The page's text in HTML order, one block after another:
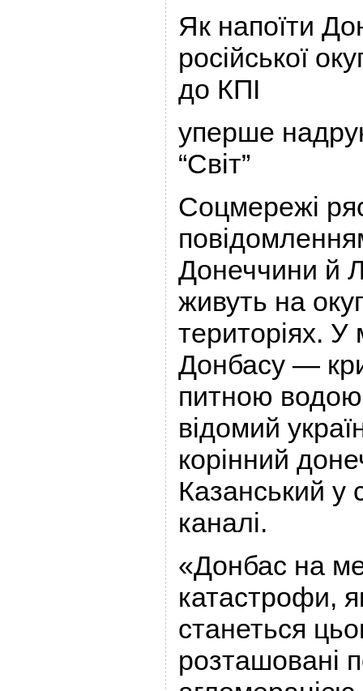
Як напоїти
російської
до КПІ
уперше
“Світ”
Соцмережі
Донеччини й
живуть на
територіях. У
Донбасу —
питною
відомий
корінний
Казанський у
каналі.
«Донбас на
катастрофи,
станеться
розташовані